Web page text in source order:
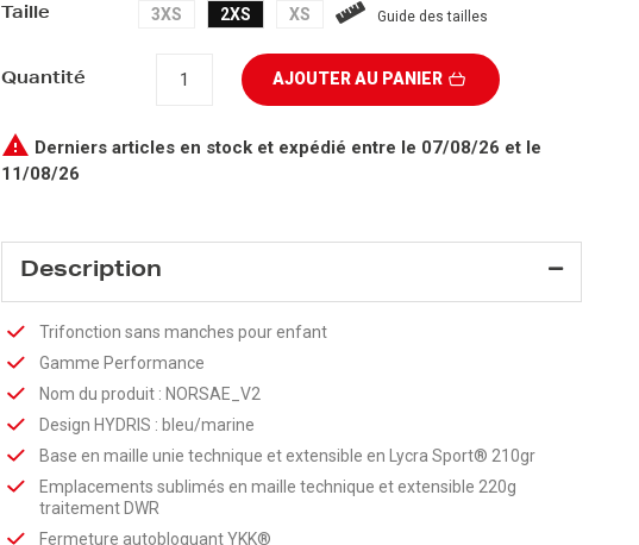
Taille 3XS 2XS XS Guide des tailles
Quantité AJOUTER AU PANIER
 Derniers articles en stock et expédié entre le 07/08/26 et le
11/08/26
Description
Trifonction sans manches pour enfant
Gamme Performance
Nom du produit : NORSAE_V2
Design HYDRIS : bleu/marine
Base en maille unie technique et extensible en Lycra Sport® 210gr
Emplacements sublimés en maille technique et extensible 220g
traitement DWR
Fermeture autobloquant YKK®